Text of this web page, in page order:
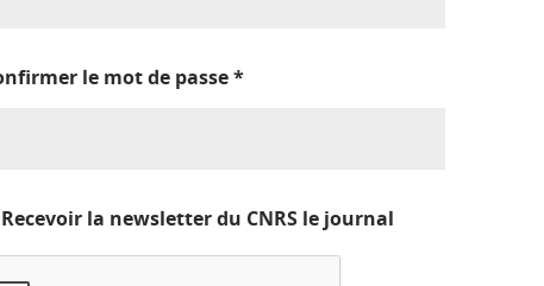
le mot de passe*
Recevoir la newsletter du CNRS le journal